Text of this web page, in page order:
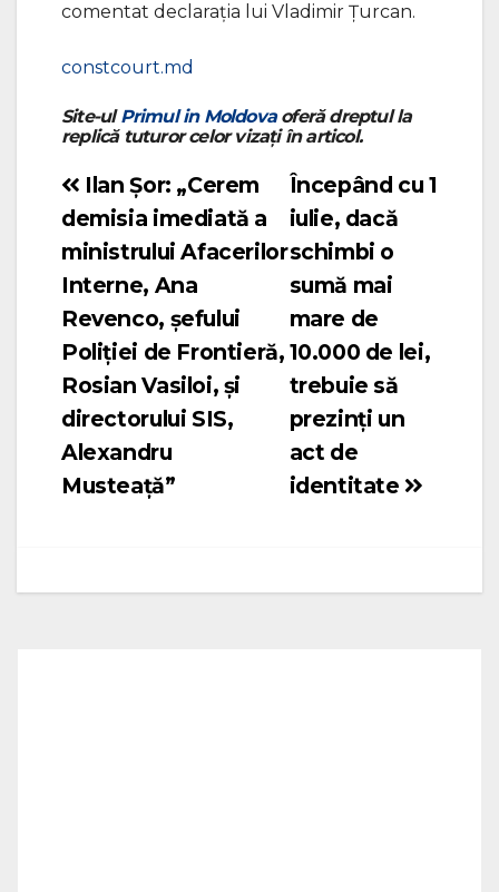
comentat declarația lui Vladimir Țurcan.
constcourt.md
Site-ulPrimul in Moldovaoferă dreptul la
replică tuturor celor vizați în articol.
Navigare
în
articole
Începând cu 1
iulie, dacă
schimbi o
sumă mai
mare de
10.000 de lei,
trebuie să
prezinți un
act de
identitate
Ilan Șor: „Cerem
demisia imediată a
ministrului Afacerilor
Interne, Ana
Revenco, șefului
Poliției de Frontieră,
Rosian Vasiloi, și
directorului SIS,
Alexandru
Musteață”